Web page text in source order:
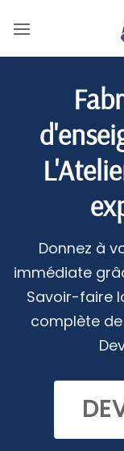
au
Donnez à
immédiate
Savoir-faire
complète